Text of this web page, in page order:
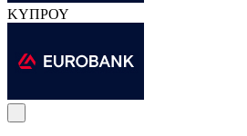
ΚΥΠΡΟΥ